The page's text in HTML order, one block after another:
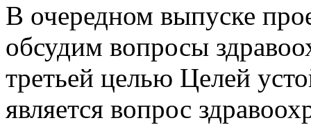
В очередном выпуске
обсудим вопросы
третьей целью Целей
является вопрос